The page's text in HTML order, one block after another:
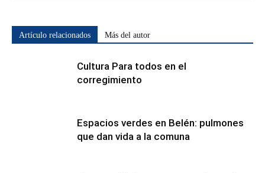
Artículo relacionados Más del autor
Cultura Para todos en el
corregimiento
Espacios verdes en Belén: pulmones
que dan vida a la comuna